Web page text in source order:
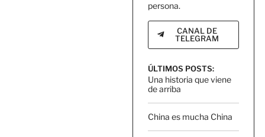
persona.
CANAL DE
TELEGRAM
ÚLTIMOS POSTS:
Una historia que viene
de arriba
China es mucha China